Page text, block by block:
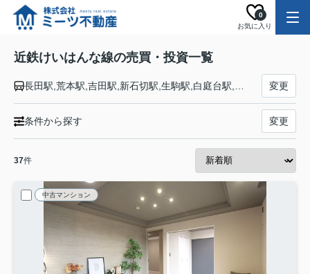
お気に入り
0
近鉄けいはんな線の売買・投資一覧
変更
条件から探す 変更
37件
中古マンション